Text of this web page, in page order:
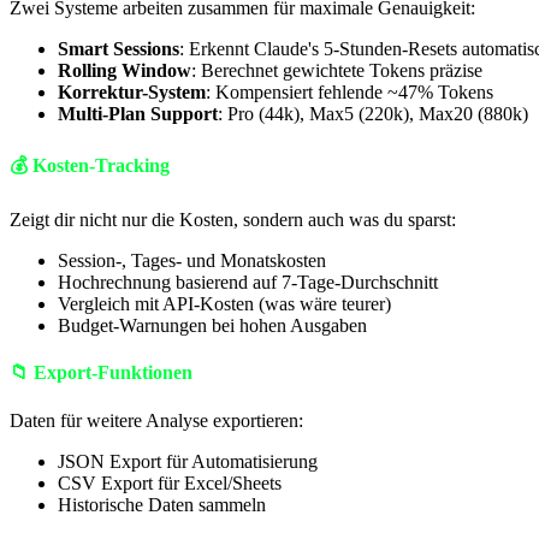
Zwei Systeme arbeiten zusammen für maximale Genauigkeit:
Smart Sessions: Erkennt Claude's 5-Stunden-Resets
Rolling Window: Berechnet gewichtete Tokens präzise
Korrektur-System: Kompensiert fehlende ~47% Tokens
Multi-Plan Support: Pro (44k), Max5 (220k), Max20 (880k)
💰 Kosten-Tracking
Zeigt dir nicht nur die Kosten, sondern auch was du sparst:
Session-, Tages- und Monatskosten
Hochrechnung basierend auf 7-Tage-Durchschnitt
Vergleich mit API-Kosten (was wäre teurer)
Budget-Warnungen bei hohen Ausgaben
📁 Export-Funktionen
Daten für weitere Analyse exportieren:
JSON Export für Automatisierung
CSV Export für Excel/Sheets
Historische Daten sammeln